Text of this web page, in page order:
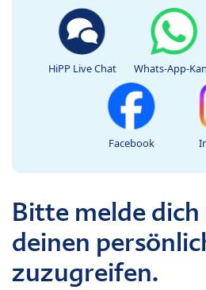
HiPP Live Chat Whats-App-
Facebook
Bitte melde
deinen
zuzugreifen.